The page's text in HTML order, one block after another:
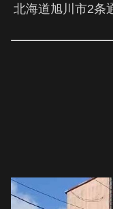
北海道旭川市2条